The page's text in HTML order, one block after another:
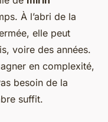
À l’abri de la
elle peut
voire des années.
en complexité,
besoin de la
suffit.